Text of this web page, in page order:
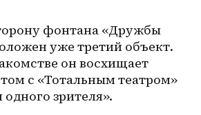
фонтана «Дружбы
уже третий объект.
он восхищает
с «Тотальным театром»
одного зрителя».